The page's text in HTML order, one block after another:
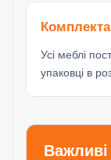
Усі меблі
упаковці в